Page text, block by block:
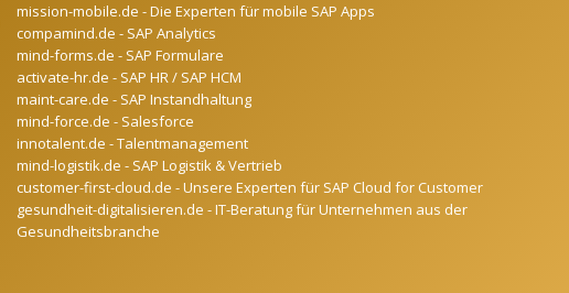
mission-mobile.de - Die Experten für mobile SAP Apps
compamind.de - SAP Analytics
mind-forms.de - SAP Formulare
activate-hr.de - SAP HR / SAP HCM
maint-care.de - SAP Instandhaltung
mind-force.de - Salesforce
innotalent.de - Talentmanagement
mind-logistik.de - SAP Logistik & Vertrieb
customer-first-cloud.de - Unsere Experten für SAP Cloud for Customer
gesundheit-digitalisieren.de - IT-Beratung für Unternehmen aus der
Gesundheitsbranche